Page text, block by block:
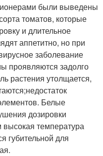
были выведены
томатов, которые
и длительное
аппетитно, но при
заболевание
проявляются задолго
растения утолщается,
Белые
дозировки
температура
губительной для